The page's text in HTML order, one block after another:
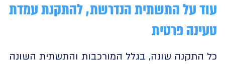
על התשתית הנדרשת, להתקנת עמדת
פרטית
שונה, בגלל המורכבות והתשתית השונה